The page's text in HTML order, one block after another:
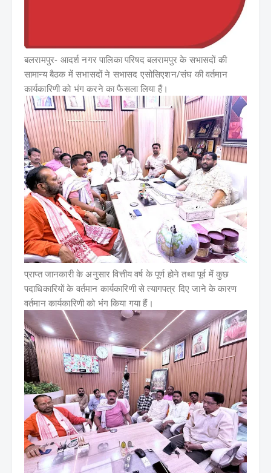
बलरामपुर- आदर्श नगर पालिका परिषद बलरामपुर के सभासदों की
सामान्य बैठक में सभासदों ने सभासद एसोसिएशन/संघ की वर्तमान
कार्यकारिणी को भंग करने का फैसला लिया हैं।
प्राप्त जानकारी के अनुसार वित्तीय वर्ष के पूर्ण होने तथा पूर्व में कुछ
पदाधिकारियों के वर्तमान कार्यकारिणी से त्यागपत्र दिए जाने के कारण
वर्तमान कार्यकारिणी को भंग किया गया हैं।